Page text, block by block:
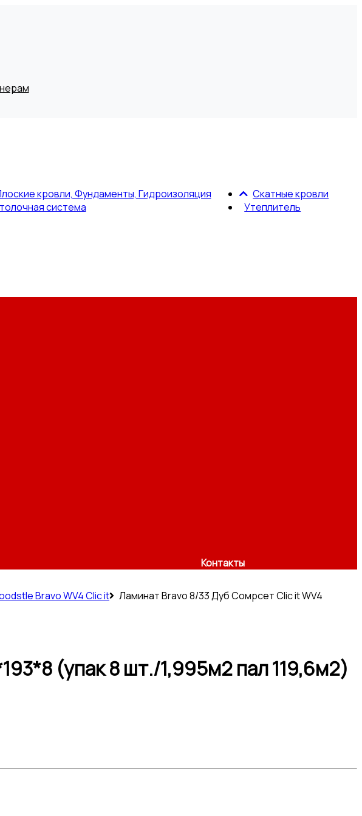
кровли, Фундаменты, Гидроизоляция
система
Скатные кровли
Утеплитель
Контакты
Bravo WV4 Clic it
Ламинат Bravo 8/33 Дуб Сомрсет Clic it WV4
(упак 8 шт./1,995м2 пал 119,6м2)